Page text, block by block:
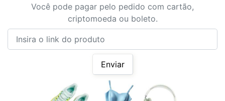
Você pode pagar pelo pedido com cartão,
criptomoeda ou boleto.
Enviar